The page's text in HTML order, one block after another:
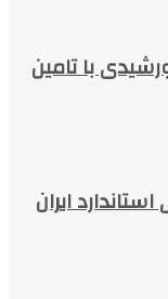
برق خورشیدی با تامین
ایران